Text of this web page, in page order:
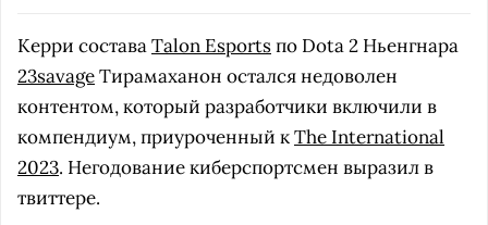
Керри составаTalon Esportsпо Dota 2 Ньенгнара
23savageТирамаханон остался недоволен
контентом, который разработчики включили в
компендиум, приуроченный кThe International
2023. Негодование киберспортсмен выразил в
твиттере.